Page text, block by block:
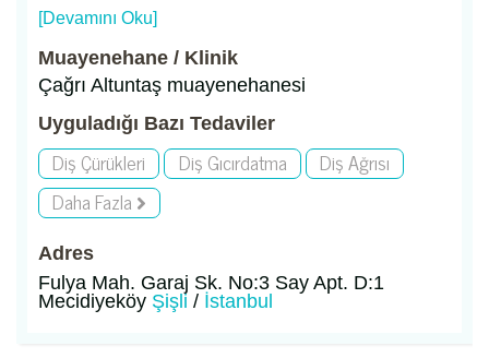
[Devamını Oku]
Muayenehane / Klinik
Çağrı Altuntaş muayenehanesi
Uyguladığı Bazı Tedaviler
Diş Çürükleri Diş Gıcırdatma
Diş Ağrısı
Daha Fazla
Adres
Fulya Mah. Garaj Sk. No:3 Say Apt. D:1
Mecidiyeköy Şişli / İstanbul